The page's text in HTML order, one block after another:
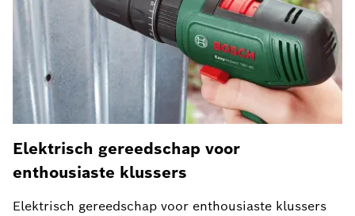
Elektrisch gereedschap voor
enthousiaste klussers
Elektrisch gereedschap voor enthousiaste klussers